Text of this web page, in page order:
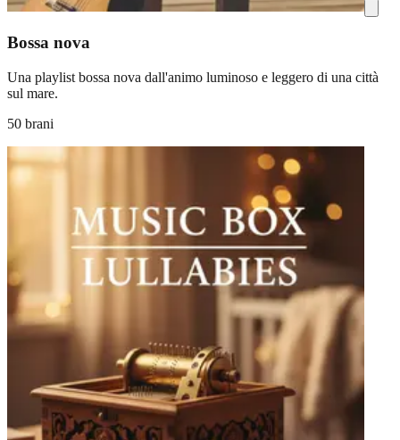
Bossa nova
Una playlist bossa nova dall'animo luminoso e leggero di una città
sul mare.
50 brani